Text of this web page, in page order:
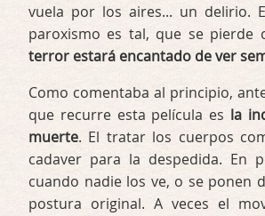
vuela por los aires... un delirio.
paroxismo es tal, que se pierde
terror estará encantado de ver
Como comentaba al principio,
que recurre esta película es la
muerte. El tratar los cuerpos
cadaver para la despedida. En
cuando nadie los ve, o se ponen
postura original. A veces el